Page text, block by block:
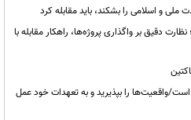
و اسلامی را بشکند، باید مقابله کرد
دقیق بر واگذاری پروژه‌ها، راهکار مقابله با
واقعیت‌ها را بپذیرید و به تعهدات خود عمل